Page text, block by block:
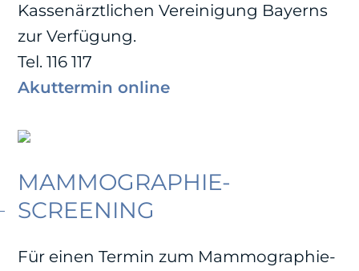
Kassenärztlichen Vereinigung Bayerns
zur Verfügung.
Tel. 116 117
Akuttermin online
MAMMOGRAPHIE-
SCREENING
Für einen Termin zum Mammographie-